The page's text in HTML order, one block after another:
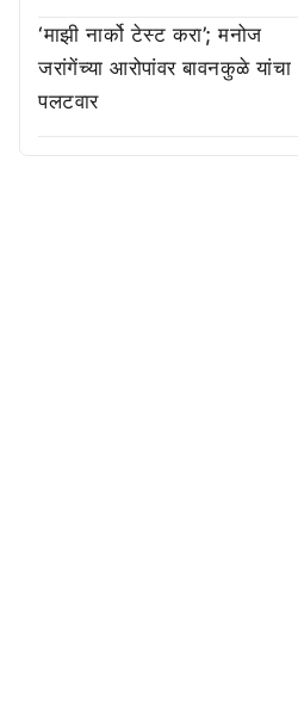
‘माझी नार्को टेस्ट करा’; मनोज
जरांगेंच्या आरोपांवर बावनकुळे यांचा
पलटवार